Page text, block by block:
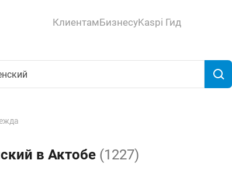
КлиентамБизнесуKaspi Гид
в Актобе (1227)